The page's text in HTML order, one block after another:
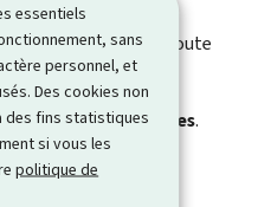
essentiels
sans
personnel, et
Des cookies non
des fins statistiques
si vous les
politique de
réponse à votre
de contact pour toute
( * ) sontobligatoires.
? *